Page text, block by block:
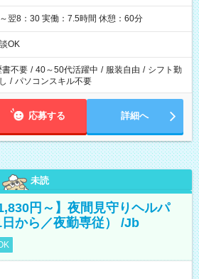
～翌8：30 実働：7.5時間 休憩：60分
OK
書不要 / 40～50代活躍中 / 服装自由 / シフト勤
/ パソコンスキル不要
応募する 詳細へ
未読
円～】夜間見守りヘルパ
から／夜勤専従） /Jb